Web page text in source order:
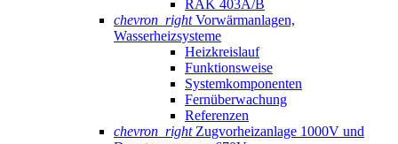
RAK 403A/B
chevron_right Vorwärmanlagen,
Wasserheizsysteme
Heizkreislauf
Funktionsweise
Systemkomponenten
Fernüberwachung
Referenzen
chevron_right Zugvorheizanlage 1000V und